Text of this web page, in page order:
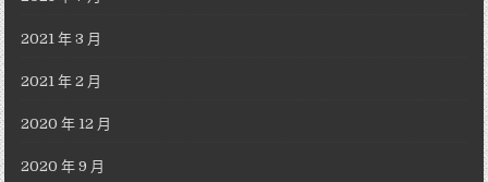
2021 年 3 月
2021 年 2 月
2020 年 12 月
2020 年 9 月